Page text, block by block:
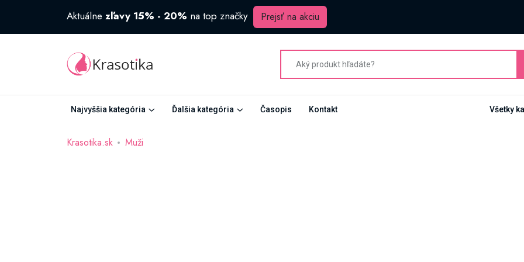
Aktuálne zľavy 15% - 20% na top značky Prejsť na akciu
Najvyššia kategória Ďalšia kategória Časopis Kontakt Všetky
Krasotika.sk Muži